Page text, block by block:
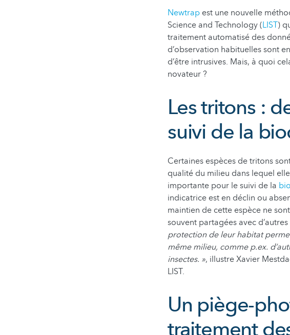
Newtrap est une nouvelle
Science and Technology (LIST)
traitement automatisé des
d’observation habituelles sont
d’être intrusives. Mais, à quoi
novateur ?
Les tritons :
suivi de la
Certaines espèces de tritons
qualité du milieu dans lequel
importante pour le suivi de la
indicatrice est en déclin ou
maintien de cette espèce ne
souvent partagées avec d’autres
protection de leur habitat
même milieu, comme p.ex.
insectes. », illustre Xavier
LIST.
Un piège-